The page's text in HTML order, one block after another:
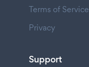
Terms of Service
Privacy
Support